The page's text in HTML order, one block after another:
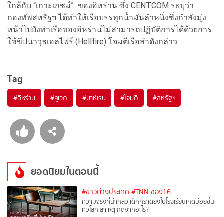
ใกล้กับ “เกาะเกชม์” ของอิหร่าน ซึ่ง CENTCOM ระบุว่า
กองทัพสหรัฐฯ ได้ทำให้เรือบรรทุกน้ำมันลำหนึ่งซึ่งกำลังมุ่ง
หน้าไปยังท่าเรือของอิหร่านไม่สามารถปฏิบัติการได้ด้วยการ
ใช้ขีปนาวุธเฮลไฟร์ (Hellfire) โจมตีเรือลำดังกล่าว
Tag
#อิหร่าน #คูเวต #บาห์เรน #โจมตี #สหรัฐฯ
ยอดนิยมในตอนนี้
#ข่าวต่างประเทศ #TNN ช่อง16
ความจริงที่น่ากลัว เด็กกราดยิงในโรงเรียนเกิดบ่อยขึ้น
ทั่วโลก สาเหตุเกิดจากอะไร?